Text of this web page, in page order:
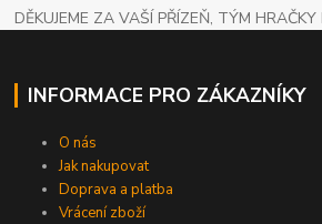
DĚKUJEME ZA VAŠÍ PŘÍZEŇ, TÝM HRAČKY
INFORMACE PRO ZÁKAZNÍKY
O nás
Jak nakupovat
Doprava a platba
Vrácení zboží